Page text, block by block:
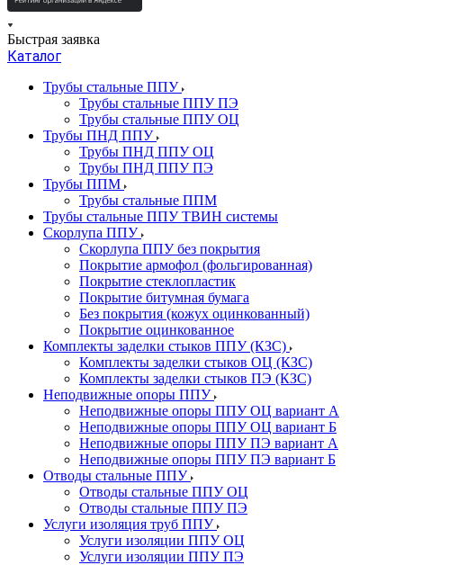
Быстрая заявка
Каталог
Трубы стальные ППУ
Трубы стальные ППУ ПЭ
Трубы стальные ППУ ОЦ
Трубы ПНД ППУ
Трубы ПНД ППУ ОЦ
Трубы ПНД ППУ ПЭ
Трубы ППМ
Трубы стальные ППМ
Трубы стальные ППУ ТВИН системы
Скорлупа ППУ
Скорлупа ППУ без покрытия
Покрытие армофол (фольгированная)
Покрытие стеклопластик
Покрытие битумная бумага
Без покрытия (кожух оцинкованный)
Покрытие оцинкованное
Комплекты заделки стыков ППУ (КЗС)
Комплекты заделки стыков ОЦ (КЗС)
Комплекты заделки стыков ПЭ (КЗС)
Неподвижные опоры ППУ
Неподвижные опоры ППУ ОЦ вариант А
Неподвижные опоры ППУ ОЦ вариант Б
Неподвижные опоры ППУ ПЭ вариант А
Неподвижные опоры ППУ ПЭ вариант Б
Отводы стальные ППУ
Отводы стальные ППУ ОЦ
Отводы стальные ППУ ПЭ
Услуги изоляция труб ППУ
Услуги изоляции ППУ ОЦ
Услуги изоляции ППУ ПЭ